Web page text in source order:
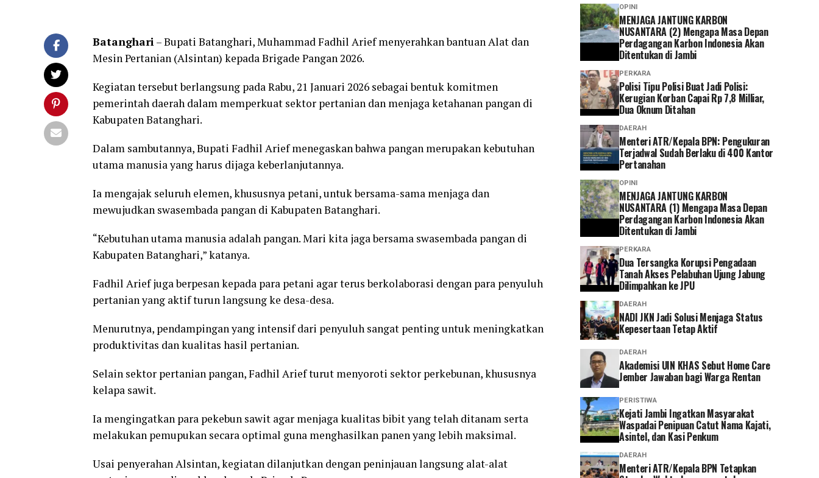
Batanghari– Bupati Batanghari, Muhammad Fadhil Arief menyerahkan bantuan Alat dan
Mesin Pertanian (Alsintan) kepada Brigade Pangan 2026.
Kegiatan tersebut berlangsung pada Rabu, 21 Januari 2026 sebagai bentuk komitmen
pemerintah daerah dalam memperkuat sektor pertanian dan menjaga ketahanan pangan di
Kabupaten Batanghari.
Dalam sambutannya, Bupati Fadhil Arief menegaskan bahwa pangan merupakan kebutuhan
utama manusia yang harus dijaga keberlanjutannya.
Ia mengajak seluruh elemen, khususnya petani, untuk bersama-sama menjaga dan
mewujudkan swasembada pangan di Kabupaten Batanghari.
“Kebutuhan utama manusia adalah pangan. Mari kita jaga bersama swasembada pangan di
Kabupaten Batanghari,” katanya.
Fadhil Arief juga berpesan kepada para petani agar terus berkolaborasi dengan para penyuluh
pertanian yang aktif turun langsung ke desa-desa.
Menurutnya, pendampingan yang intensif dari penyuluh sangat penting untuk meningkatkan
produktivitas dan kualitas hasil pertanian.
Selain sektor pertanian pangan, Fadhil Arief turut menyoroti sektor perkebunan, khususnya
kelapa sawit.
Ia mengingatkan para pekebun sawit agar menjaga kualitas bibit yang telah ditanam serta
melakukan pemupukan secara optimal guna menghasilkan panen yang lebih maksimal.
Usai penyerahan Alsintan, kegiatan dilanjutkan dengan peninjauan langsung alat-alat
OPINI
MENJAGA JANTUNG KARBON
NUSANTARA (2) Mengapa Masa Depan
Perdagangan Karbon Indonesia Akan
Ditentukan di Jambi
PERKARA
Polisi Tipu Polisi Buat Jadi Polisi:
Kerugian Korban Capai Rp 7,8 Milliar,
Dua Oknum Ditahan
DAERAH
Menteri ATR/Kepala BPN: Pengukuran
Terjadwal Sudah Berlaku di 400 Kantor
Pertanahan
OPINI
MENJAGA JANTUNG KARBON
NUSANTARA (1) Mengapa Masa Depan
Perdagangan Karbon Indonesia Akan
Ditentukan di Jambi
PERKARA
Dua Tersangka Korupsi Pengadaan
Tanah Akses Pelabuhan Ujung Jabung
Dilimpahkan ke JPU
DAERAH
NADI JKN Jadi Solusi Menjaga Status
Kepesertaan Tetap Aktif
DAERAH
Akademisi UIN KHAS Sebut Home Care
Jember Jawaban bagi Warga Rentan
PERISTIWA
‎Kejati Jambi Ingatkan Masyarakat
Waspadai Penipuan Catut Nama Kajati,
Asintel, dan Kasi Penkum
DAERAH
Menteri ATR/Kepala BPN Tetapkan